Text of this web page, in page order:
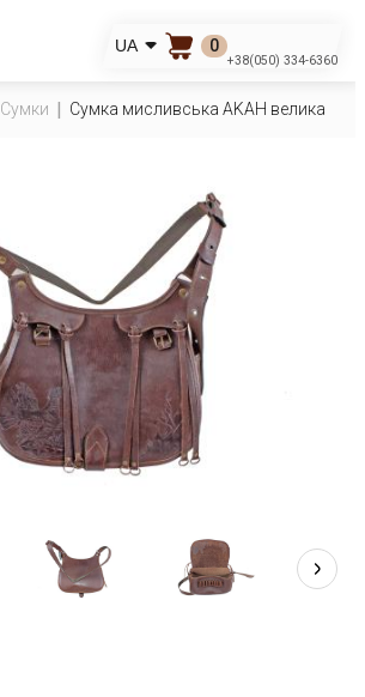
UA 0
+38(050) 334-6360
Сумки Сумка мисливська AKAH велика